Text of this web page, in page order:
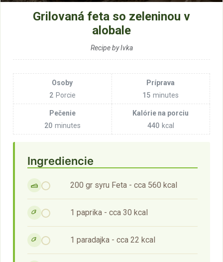
Grilovaná feta so zeleninou v
alobale
Recipe by Ivka
Osoby
2 Porcie
Príprava
15 minutes
Pečenie
20 minutes
Kalórie na porciu
440 kcal
Ingrediencie
200 gr syru Feta - cca 560 kcal
1 paprika - cca 30 kcal
1 paradajka - cca 22 kcal